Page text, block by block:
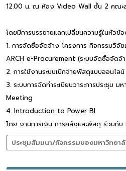
12.00 น. ณ ห้อง Video Wall ชั้น 2 คณะ
โดยมีการบรรยายแลกเปลี่ยนความรู้ในหัวข้
1. การจัดซื้อจัดจ้าง โครงการ กิจกรรมวิจัย
ARCH e-Procurement (ระบบจัดซื้อจัดจ้
2. การใช้งานระบบเบิกจ่ายพัสดุแบบออนไลน์
3. ระบบการจัดทำระเบียบวาระการประชุม
Meeting
4. Introduction to Power BI
โดย งานการเงิน การคลังและพัสดุ ร่วมกับ
ประชุมสัมมนา/กิจกรรมของมหาวิทยา